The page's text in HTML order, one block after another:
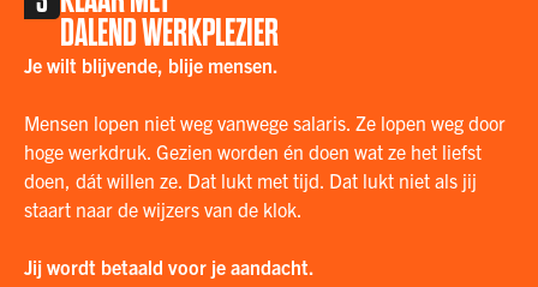
DALEND WERKPLEZIER
Je wilt blijvende, blije mensen. ‍
Mensen lopen niet weg vanwege salaris. Ze lopen weg door
hoge werkdruk. Gezien worden én doen wat ze het liefst
doen, dát willen ze. Dat lukt met tijd. Dat lukt niet als jij
staart naar de wijzers van de klok. ‍
Jij wordt betaald voor je aandacht.